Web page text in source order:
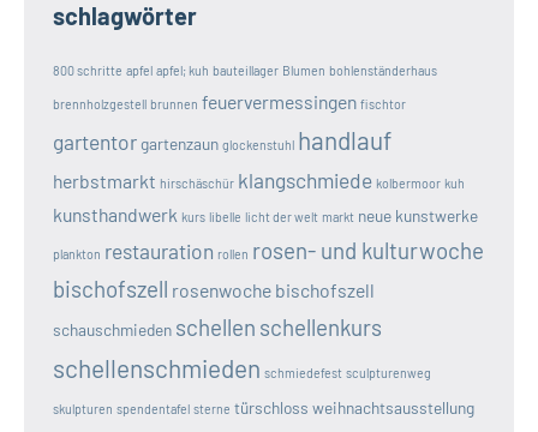
schlagwörter
800 schritte apfel apfel; kuh bauteillager Blumen bohlenständerhaus
brennholzgestell brunnen feuervermessingen fischtor
gartentor gartenzaun glockenstuhl handlauf
herbstmarkt hirschäschür klangschmiede kolbermoor kuh
kunsthandwerk kurs libelle licht der welt markt neue kunstwerke
plankton restauration rollen rosen- und kulturwoche
bischofszell rosenwoche bischofszell
schauschmieden schellen schellenkurs
schellenschmieden schmiedefest sculpturenweg
skulpturen spendentafel sterne türschloss weihnachtsausstellung